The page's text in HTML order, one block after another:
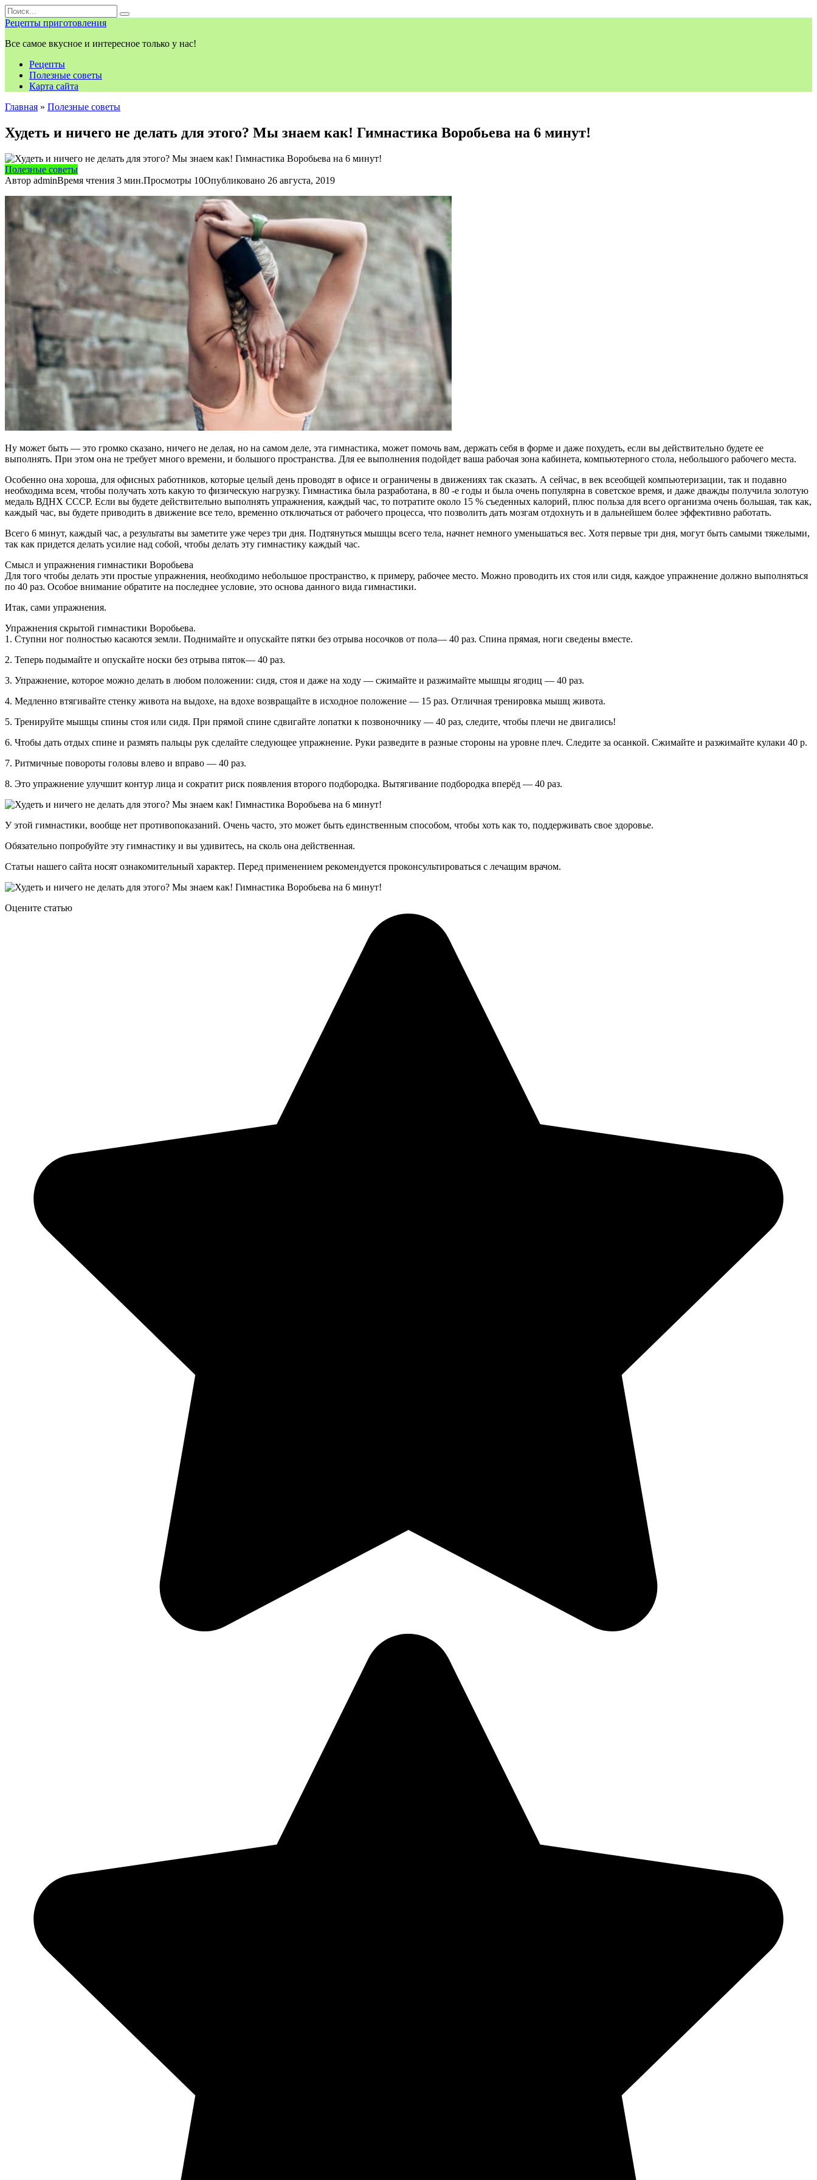
Перейти
к
контенту
Search
for:
Рецепты приготовления
Все самое вкусное и интересное только у нас!
Рецепты
Полезные советы
Карта сайта
Главная » Полезные советы
Худеть и ничего не делать для этого? Мы знаем как! Гимнастика Воробьева на 6 минут!
Полезные советы
Автор adminВремя чтения 3 мин.Просмотры 10Опубликовано 26 августа, 2019
Ну может быть — это громко сказано, ничего не делая, но на самом деле, эта гимнастика, может помочь вам, держать себя в форме и даже похудеть, если вы действительно будете ее
выполнять. При этом она не требует много времени, и большого пространства. Для ее выполнения подойдет ваша рабочая зона кабинета, компьютерного стола, небольшого рабочего места.
Особенно она хороша, для офисных работников, которые целый день проводят в офисе и ограничены в движениях так сказать. А сейчас, в век всеобщей компьютеризации, так и подавно
необходима всем, чтобы получать хоть какую то физическую нагрузку. Гимнастика была разработана, в 80 -е годы и была очень популярна в советское время, и даже дважды получила золотую
медаль ВДНХ СССР. Если вы будете действительно выполнять упражнения, каждый час, то потратите около 15 % съеденных калорий, плюс польза для всего организма очень большая, так как,
каждый час, вы будете приводить в движение все тело, временно отключаться от рабочего процесса, что позволить дать мозгам отдохнуть и в дальнейшем более эффективно работать.
Всего 6 минут, каждый час, а результаты вы заметите уже через три дня. Подтянуться мышцы всего тела, начнет немного уменьшаться вес. Хотя первые три дня, могут быть самыми тяжелыми,
так как придется делать усилие над собой, чтобы делать эту гимнастику каждый час.
Смысл и упражнения гимнастики Воробьева
Для того чтобы делать эти простые упражнения, необходимо небольшое пространство, к примеру, рабочее место. Можно проводить их стоя или сидя, каждое упражнение должно выполняться
по 40 раз. Особое внимание обратите на последнее условие, это основа данного вида гимнастики.
Итак, сами упражнения.
Упражнения скрытой гимнастики Воробьева.
1. Ступни ног полностью касаются земли. Поднимайте и опускайте пятки без отрыва носочков от пола— 40 раз. Спина прямая, ноги сведены вместе.
2. Теперь подымайте и опускайте носки без отрыва пяток— 40 раз.
3. Упражнение, которое можно делать в любом положении: сидя, стоя и даже на ходу — сжимайте и разжимайте мышцы ягодиц — 40 раз.
4. Медленно втягивайте стенку живота на выдохе, на вдохе возвращайте в исходное положение — 15 раз. Отличная тренировка мышц живота.
5. Тренируйте мышцы спины стоя или сидя. При прямой спине сдвигайте лопатки к позвоночнику — 40 раз, следите, чтобы плечи не двигались!
6. Чтобы дать отдых спине и размять пальцы рук сделайте следующее упражнение. Руки разведите в разные стороны на уровне плеч. Следите за осанкой. Сжимайте и разжимайте кулаки 40 р.
7. Ритмичные повороты головы влево и вправо — 40 раз.
8. Это упражнение улучшит контур лица и сократит риск появления второго подбородка. Вытягивание подбородка вперёд — 40 раз.
У этой гимнастики, вообще нет противопоказаний. Очень часто, это может быть единственным способом, чтобы хоть как то, поддерживать свое здоровье.
Обязательно попробуйте эту гимнастику и вы удивитесь, на сколь она действенная.
Статьи нашего сайта носят ознакомительный характер. Перед применением рекомендуется проконсультироваться с лечащим врачом.
Оцените статью